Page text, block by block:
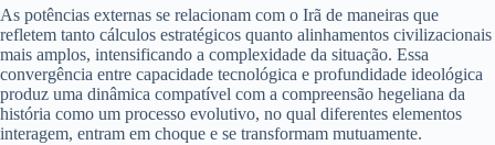
As potências externas se relacionam com o Irã de maneiras que
refletem tanto cálculos estratégicos quanto alinhamentos civilizacionais
mais amplos, intensificando a complexidade da situação. Essa
convergência entre capacidade tecnológica e profundidade ideológica
produz uma dinâmica compatível com a compreensão hegeliana da
história como um processo evolutivo, no qual diferentes elementos
interagem, entram em choque e se transformam mutuamente.